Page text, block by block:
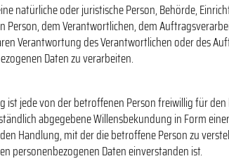
natürliche oder juristische Person, Behörde,
Person, dem Verantwortlichen, dem
Verantwortung des Verantwortlichen oder des
Daten zu verarbeiten.
ist jede von der betroffenen Person freiwillig für
abgegebene Willensbekundung in Form
Handlung, mit der die betroffene Person zu
personenbezogenen Daten einverstanden ist.